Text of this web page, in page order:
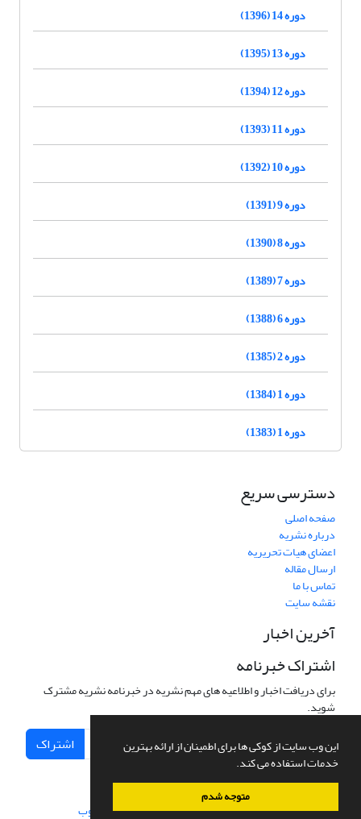
این وب سایت از کوکی ها برای اطمینان از ارائه بهترین
خدمات استفاده می کند.
متوجه شدم
دوره 14 (1396)
دوره 13 (1395)
دوره 12 (1394)
دوره 11 (1393)
دوره 10 (1392)
دوره 9 (1391)
دوره 8 (1390)
دوره 7 (1389)
دوره 6 (1388)
دوره 2 (1385)
دوره 1 (1384)
دوره 1 (1383)
دسترسی سریع
صفحه اصلی
درباره نشریه
اعضای هیات تحریریه
ارسال مقاله
تماس با ما
نقشه سایت
آخرین اخبار
اشتراک خبرنامه
برای دریافت اخبار و اطلاعیه های مهم نشریه در خبرنامه نشریه مشترک
شوید.
اشتراک
سامانه مدیریت نشریات علمی.طراحی و پیاده سازی از سیناوب